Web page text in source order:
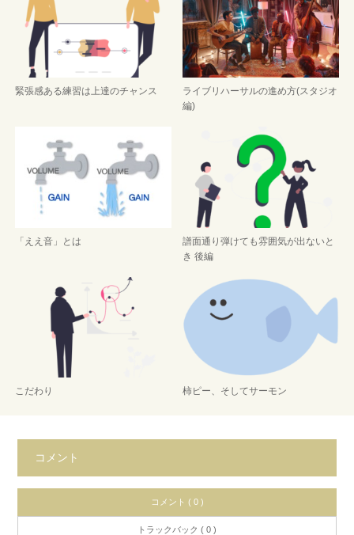
緊張感ある練習は上達のチャンス
ライブリハーサルの進め方(スタジオ
編)
「ええ音」とは
譜面通り弾けても雰囲気が出ないと
き 後編
こだわり 柿ピー、そしてサーモン
コメント
コメント ( 0 )
トラックバック ( 0 )